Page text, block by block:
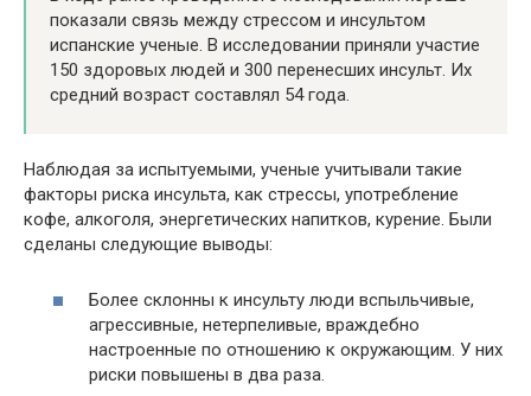
показали связь между стрессом и инсультом
испанские ученые. В исследовании приняли участие
150 здоровых людей и 300 перенесших инсульт. Их
средний возраст составлял 54 года.
Наблюдая за испытуемыми, ученые учитывали такие
факторы риска инсульта, как стрессы, употребление
кофе, алкоголя, энергетических напитков, курение. Были
сделаны следующие выводы:
Более склонны к инсульту люди вспыльчивые,
агрессивные, нетерпеливые, враждебно
настроенные по отношению к окружающим. У них
риски повышены в два раза.